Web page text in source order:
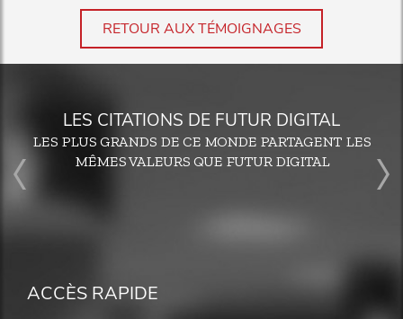
RETOUR AUX TÉMOIGNAGES
LES CITATIONS DE FUTUR DIGITAL
LES PLUS GRANDS DE CE MONDE PARTAGENT LES
MÊMES VALEURS QUE FUTUR DIGITAL
ACCÈS RAPIDE